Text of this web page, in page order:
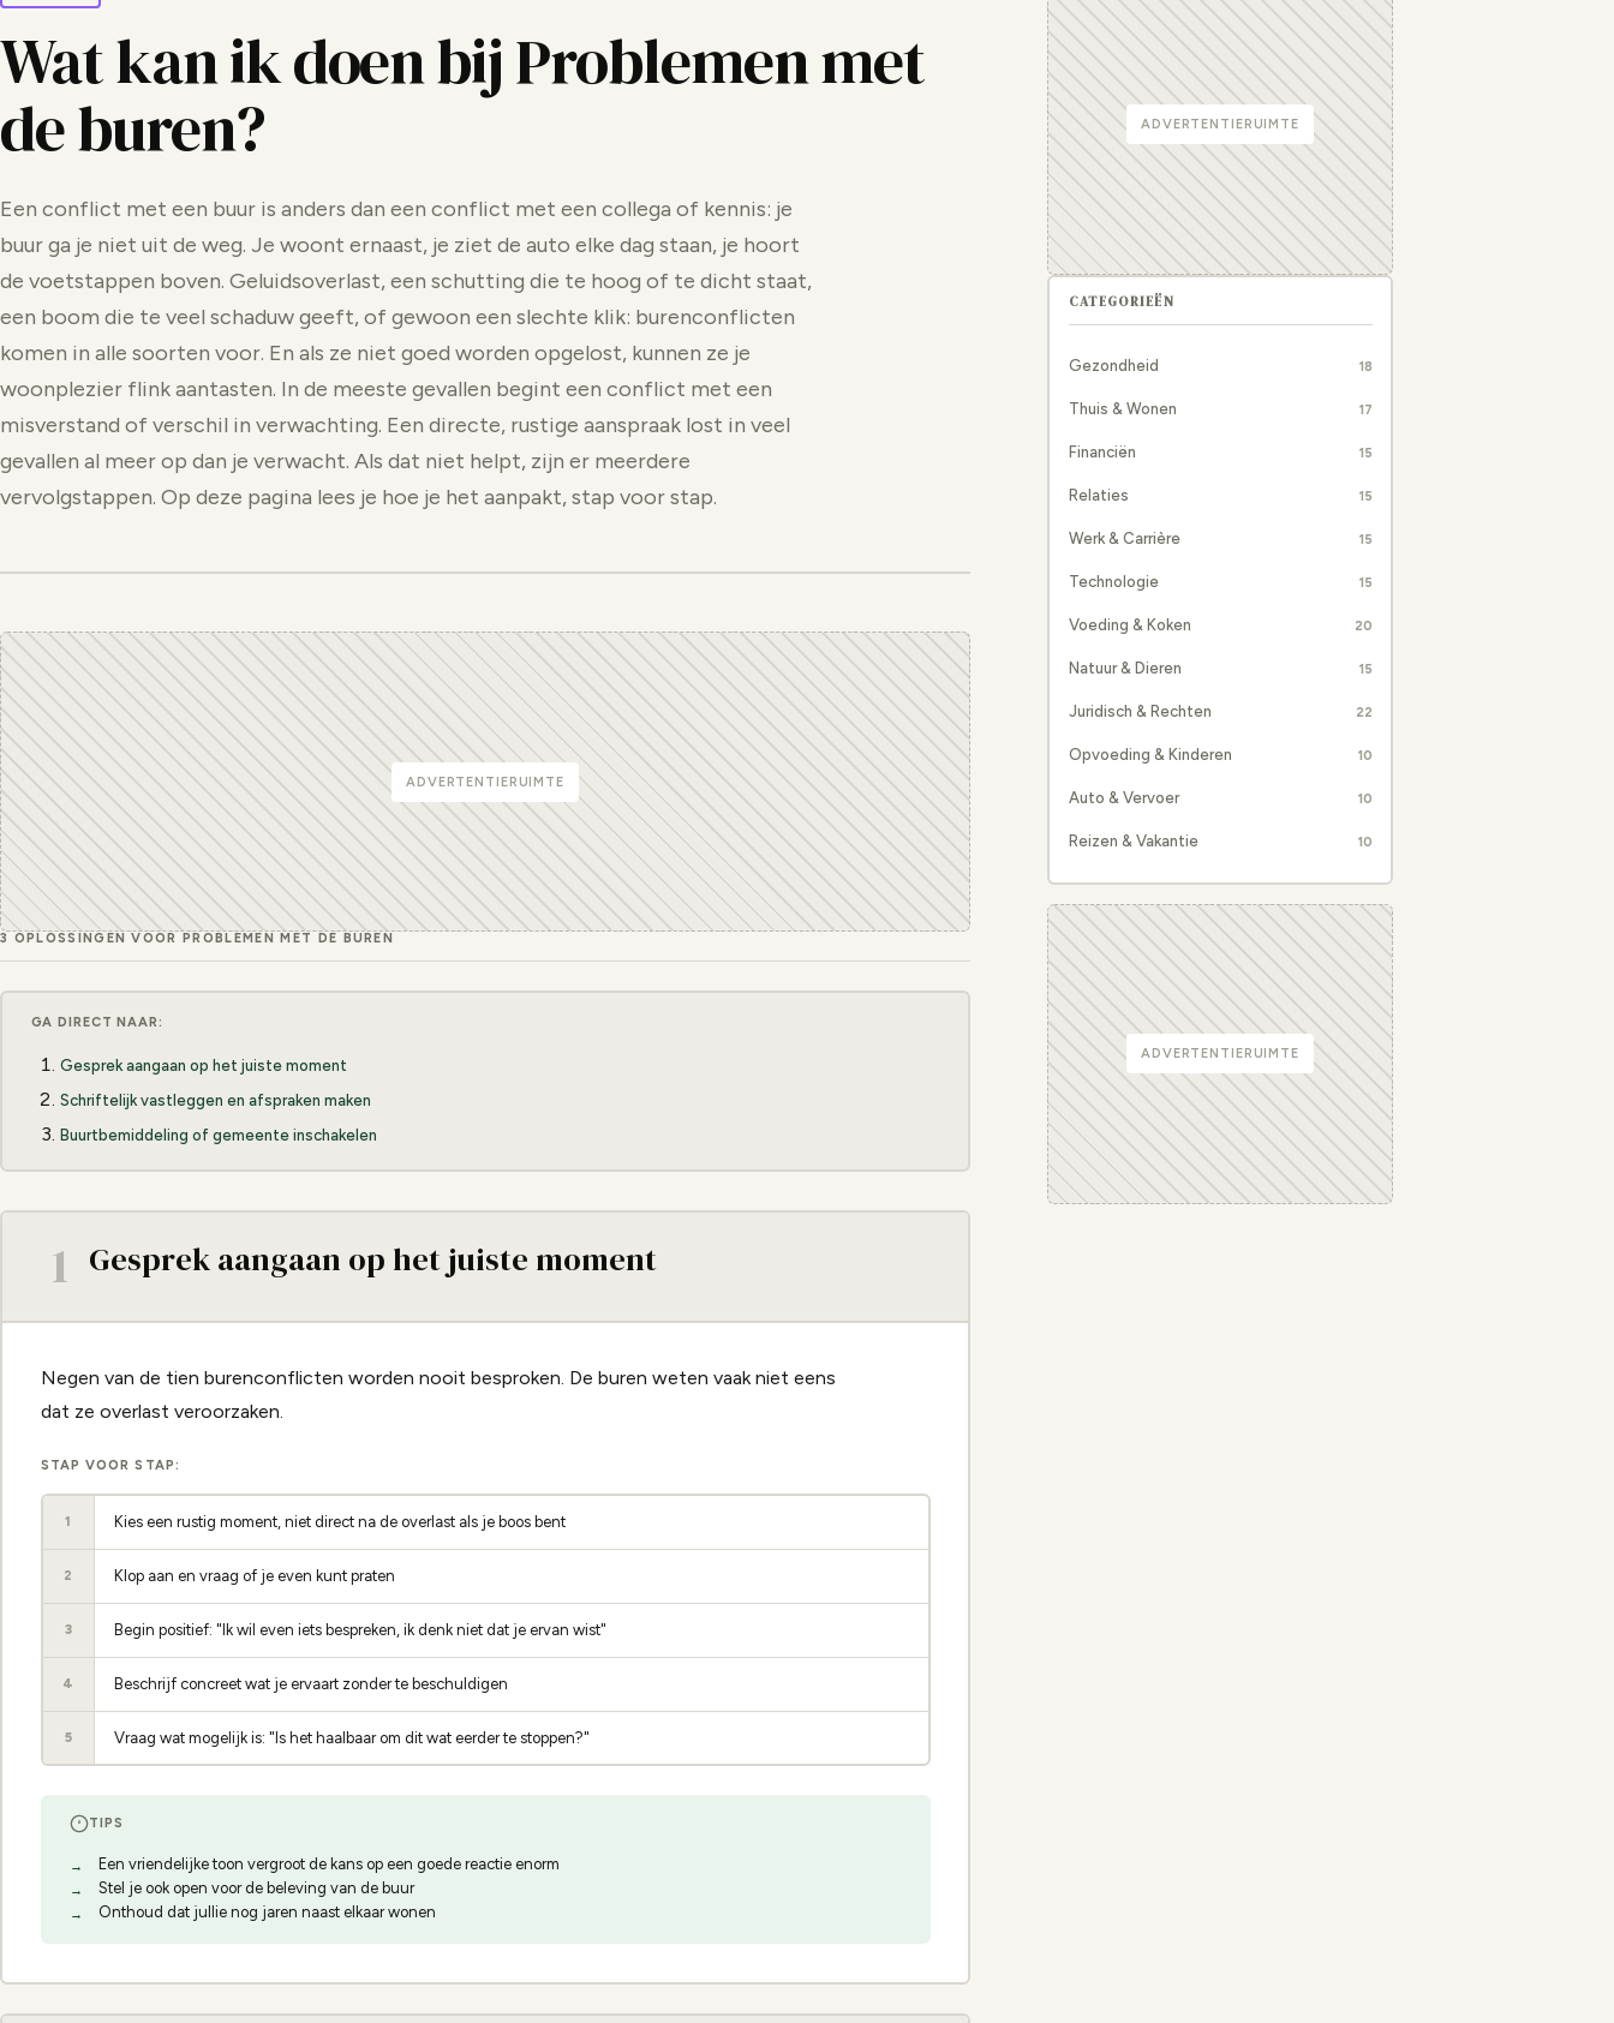
Wat kan ik doen bij Problemen met
de buren?
Een conflict met een buur is anders dan een conflict met een collega of kennis: je
buur ga je niet uit de weg. Je woont ernaast, je ziet de auto elke dag staan, je hoort
de voetstappen boven. Geluidsoverlast, een schutting die te hoog of te dicht staat,
een boom die te veel schaduw geeft, of gewoon een slechte klik: burenconflicten
komen in alle soorten voor. En als ze niet goed worden opgelost, kunnen ze je
woonplezier flink aantasten. In de meeste gevallen begint een conflict met een
misverstand of verschil in verwachting. Een directe, rustige aanspraak lost in veel
gevallen al meer op dan je verwacht. Als dat niet helpt, zijn er meerdere
vervolgstappen. Op deze pagina lees je hoe je het aanpakt, stap voor stap.
ADVERTENTIERUIMTE
3 OPLOSSINGEN VOOR PROBLEMEN MET DE BUREN
GA DIRECT NAAR:
Gesprek aangaan op het juiste moment
Schriftelijk vastleggen en afspraken maken
Buurtbemiddeling of gemeente inschakelen
1 Gesprek aangaan op het juiste moment
Negen van de tien burenconflicten worden nooit besproken. De buren weten vaak niet eens
dat ze overlast veroorzaken.
STAP VOOR STAP:
1 Kies een rustig moment, niet direct na de overlast als je boos bent
2 Klop aan en vraag of je even kunt praten
3 Begin positief: "Ik wil even iets bespreken, ik denk niet dat je ervan wist"
4 Beschrijf concreet wat je ervaart zonder te beschuldigen
5 Vraag wat mogelijk is: "Is het haalbaar om dit wat eerder te stoppen?"
TIPS
Een vriendelijke toon vergroot de kans op een goede reactie enorm
Stel je ook open voor de beleving van de buur
Onthoud dat jullie nog jaren naast elkaar wonen
ADVERTENTIERUIMTE
CATEGORIEËN
Gezondheid 18
Thuis & Wonen 17
Financiën 15
Relaties 15
Werk & Carrière 15
Technologie 15
Voeding & Koken 20
Natuur & Dieren 15
Juridisch & Rechten 22
Opvoeding & Kinderen 10
Auto & Vervoer 10
Reizen & Vakantie 10
ADVERTENTIERUIMTE